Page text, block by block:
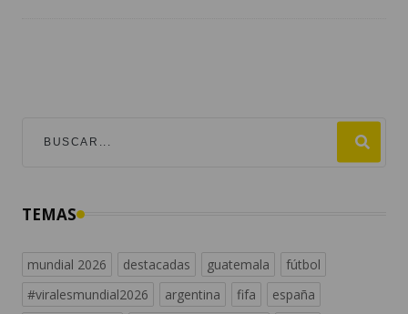
TEMAS
mundial 2026 destacadas guatemala
fútbol
#viralesmundial2026
argentina fifa
españa